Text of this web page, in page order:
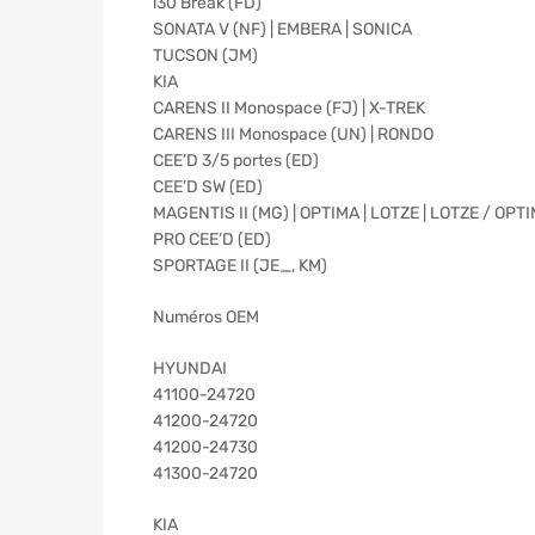
SONATA V (NF) | EMBERA | SONICA
TUCSON (JM)
KIA
CARENS II Monospace (FJ) | X-TREK
CARENS III Monospace (UN) | RONDO
CEE’D 3/5 portes (ED)
CEE’D SW (ED)
MAGENTIS II (MG) | OPTIMA | LOTZE | LOTZE /
PRO CEE’D (ED)
SPORTAGE II (JE_, KM)
Numéros OEM
HYUNDAI
41100-24720
41200-24720
41200-24730
41300-24720
KIA